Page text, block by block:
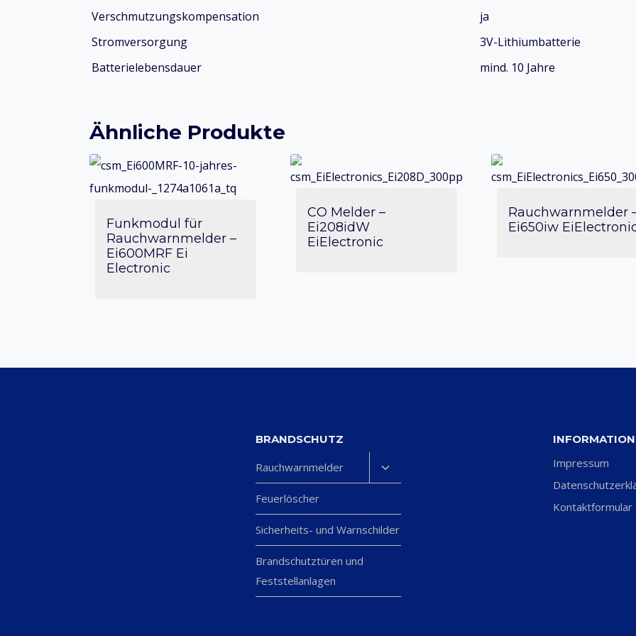
Verschmutzungskompensation
ja
Stromversorgung
3V-Lithiumbatterie
Batterielebensdauer
mind. 10 Jahre
Ähnliche Produkte
Funkmodul für
Rauchwarnmelder –
Ei600MRF Ei
Electronic
CO Melder –
Ei208idW
EiElectronic
Rauchwarnmelder
Ei650iw
BRANDSCHUTZ
Rauchwarnmelder
Untermenü
umschalten
Feuerlöscher
Sicherheits- und Warnschilder
Brandschutztüren und
Feststellanlagen
Impressum
Kontaktformular